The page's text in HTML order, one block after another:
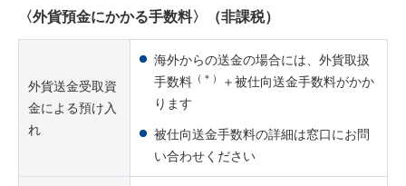
〈外貨預金にかかる手数料〉（非課税）
外貨送金受取資
金による預け入
れ
海外からの送金の場合には、外貨取扱
手数料 （＊）
＋被仕向送金手数料がかか
ります
被仕向送金手数料の詳細は窓口にお問
い合わせください